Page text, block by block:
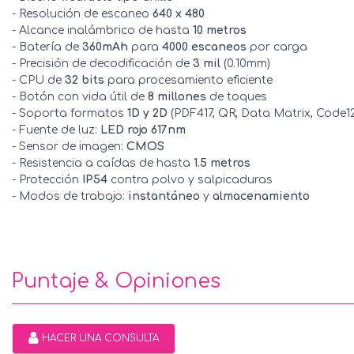
- Resolución de escaneo 640 x 480
- Alcance inalámbrico de hasta 10 metros
- Batería de 360mAh para 4000 escaneos por carga
- Precisión de decodificación de 3 mil (0.10mm)
- CPU de 32 bits para procesamiento eficiente
- Botón con vida útil de 8 millones de toques
- Soporta formatos 1D y 2D (PDF417, QR, Data Matrix,
- Fuente de luz: LED rojo 617nm
- Sensor de imagen: CMOS
- Resistencia a caídas de hasta 1.5 metros
- Protección
IP54 contra polvo y salpicaduras
- Modos de trabajo: instantáneo y almacenamiento
Puntaje & Opiniones
HACER UNA CONSULTA